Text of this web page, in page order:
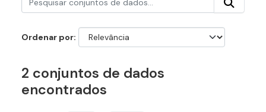
Ordenar por
2 conjuntos de dados
encontrados